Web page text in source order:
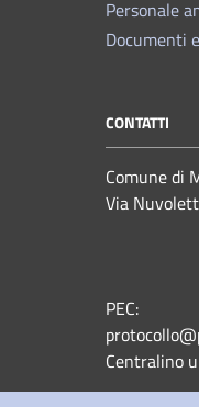
Personale
Documenti
CONTATTI
Comune di
Via
PEC:
Centralino